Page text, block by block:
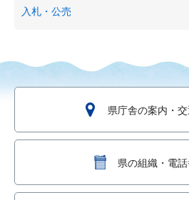
入札・公売
県庁舎の案内・
県の組織・電